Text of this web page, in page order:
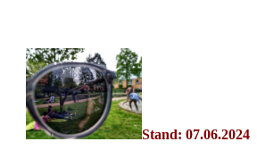
Stand: 07.06.2024